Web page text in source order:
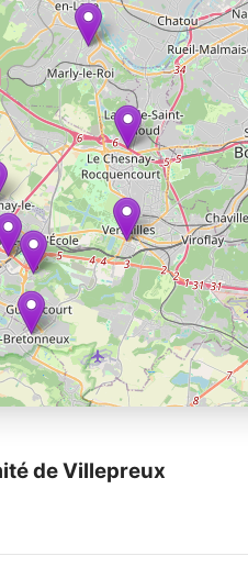
de Villepreux